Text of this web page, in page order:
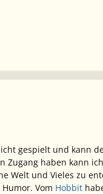
gespielt und kann
Zugang haben kann
Welt und Vieles zu
Vom Hobbit